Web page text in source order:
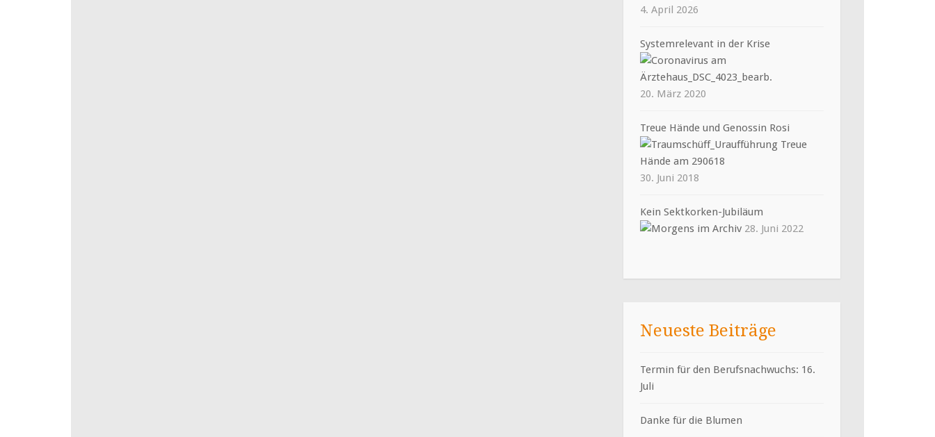
4. April 2026
Systemrelevant in der Krise
20. März 2020
Treue Hände und Genossin Rosi
30. Juni 2018
Kein Sektkorken-Jubiläum
28. Juni 2022
Neueste Beiträge
Termin für den Berufsnachwuchs: 16.
Juli
Danke für die Blumen